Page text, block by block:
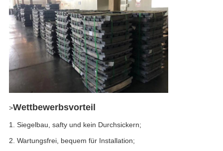
>Wettbewerbsvorteil
1. Siegelbau, safty und kein Durchsickern;
2. Wartungsfrei, bequem für Installation;